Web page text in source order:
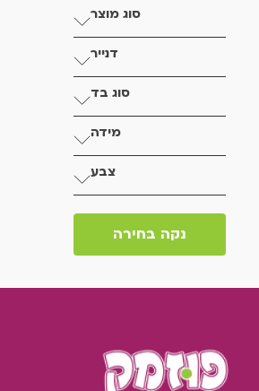
סוג מוצר
דנייר
סוג בד
מידה
צבע
נקה בחירה